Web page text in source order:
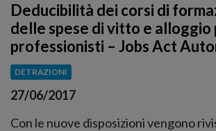
Deducibilità dei corsi di
delle spese di vitto e alloggio
professionisti – Jobs Act
DETRAZIONI
27/06/2017
Con le nuove disposizioni vengono